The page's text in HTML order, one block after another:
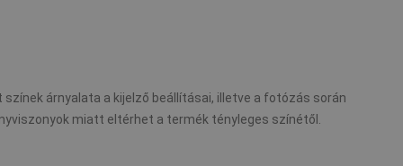
árnyalata a kijelző beállításai, illetve a fotózás során
miatt eltérhet a termék tényleges színétől.